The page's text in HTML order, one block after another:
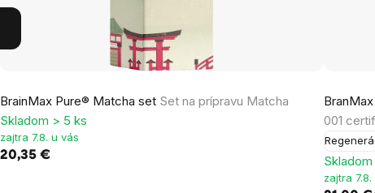
BrainMax Pure® Matcha set Set na prípravu Matcha
Skladom > 5 ks
zajtra 7.8. u vás
20,35 €
001
zajtra